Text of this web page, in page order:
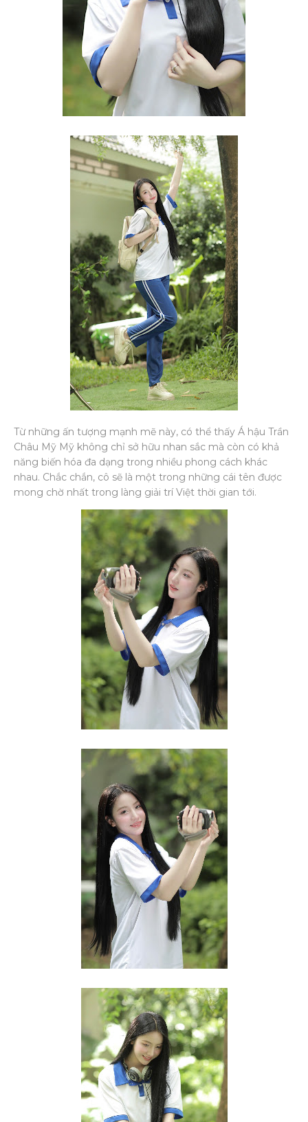
Từ những ấn tượng mạnh mẽ này, có thể thấy Á hậu Trần
Châu Mỹ Mỹ không chỉ sở hữu nhan sắc mà còn có khả
năng biến hóa đa dạng trong nhiều phong cách khác
nhau. Chắc chắn, cô sẽ là một trong những cái tên được
mong chờ nhất trong làng giải trí Việt thời gian tới.